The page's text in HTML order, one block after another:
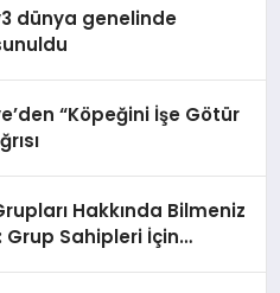
dünya genelinde
“Köpeğini İşe Götür
Hakkında Bilmeniz
Grup Sahipleri İçin